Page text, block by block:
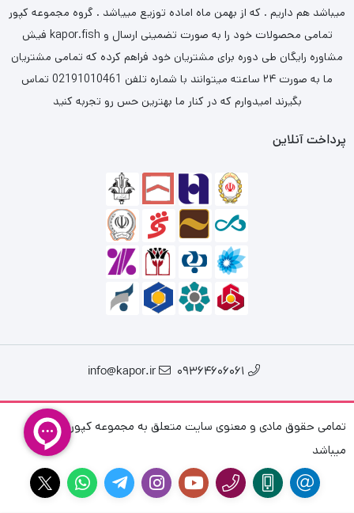
میباشد هم داریم . که از بهمن ماه اماده توزیع مییاشد . گروه مجموعه کپور
فیش kapor.fish تمامی محصولات خود را به صورت تضمینی ارسال و
مشاوره رایگان طی دوره برای مشتریان خود فراهم کرده که تمامی مشتریان
ما به صورت ۲۴ ساعته میتوانند با شماره تلفن 02191010461 تماس
بگیرند امیدوارم که در کنار ما بهترین حس رو تجربه کنید
پرداخت آنلاین
09364606061
info@kapor.ir
تمامی حقوق مادی و معنوی سایت متعلق به مجموعه کپور فیش
میباشد